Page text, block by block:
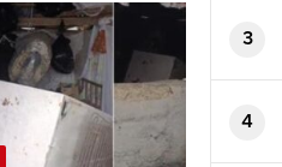
3
4